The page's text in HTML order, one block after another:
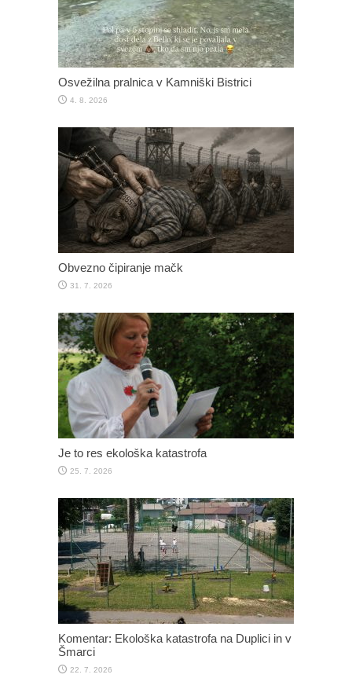
Osvežilna pralnica v Kamniški Bistrici
4. 8. 2026
Obvezno čipiranje mačk
31. 7. 2026
Je to res ekološka katastrofa
25. 7. 2026
Komentar: Ekološka katastrofa na Duplici in v
Šmarci
22. 7. 2026